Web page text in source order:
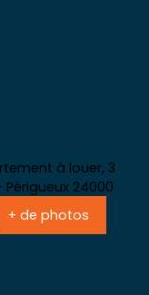
+ de photos